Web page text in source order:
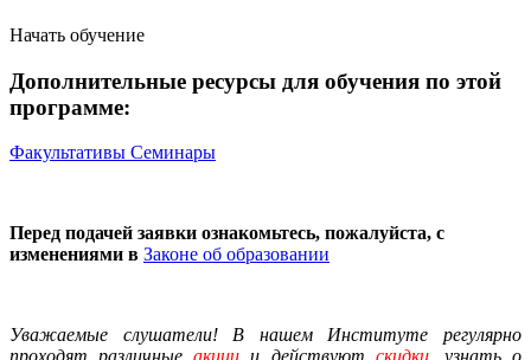
Начать обучение
Дополнительные ресурсы для обучения по этой
программе:
Факультативы Семинары
Перед подачей заявки ознакомьтесь, пожалуйста, с
изменениями в Законе об образовании
Уважаемые слушатели! В нашем Институте регулярно